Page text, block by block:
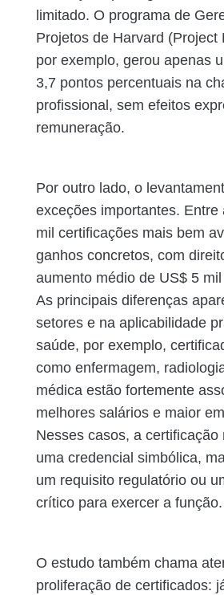
limitado. O programa de
Projetos de Harvard (Project
por exemplo, gerou apenas
3,7 pontos percentuais na
profissional, sem efeitos
remuneração.
Por outro lado, o
exceções importantes. Entre
mil certificações mais bem
ganhos concretos, com
aumento médio de US$ 5
As principais diferenças
setores e na aplicabilidade
saúde, por exemplo,
como enfermagem,
médica estão fortemente
melhores salários e maior
Nesses casos, a certificação
uma credencial simbólica,
um requisito regulatório ou
crítico para exercer a função.
O estudo também chama
proliferação de certificados: